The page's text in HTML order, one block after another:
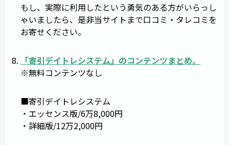
もし、実際に利用したという勇気のある方がいらっし
ゃいましたら、是非当サイトまで口コミ・タレコミを
お寄せください。
「寄引デイトレシステム 」のコンテンツまとめ。
※無料コンテンツなし
■寄引デイトレシステム
・エッセンス版/6万8,000円
・詳細版/12万2,000円